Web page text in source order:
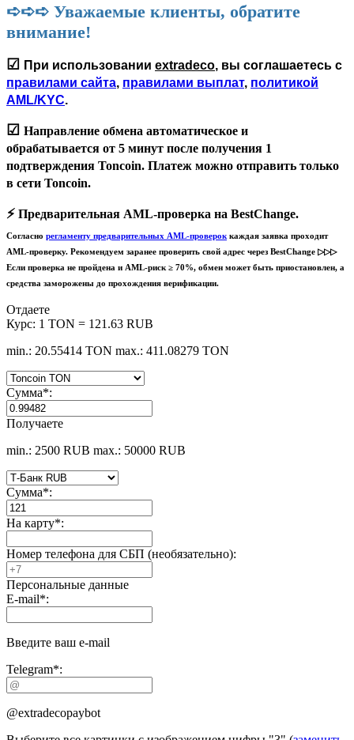
➪➪➪ Уважаемые клиенты, обратите
внимание!
☑ При использовании extradeco, вы соглашаетесь с
правилами сайта, правилами выплат, политикой
AML/KYC.
☑ Направление обмена автоматическое и
обрабатывается от 5 минут после получения 1
подтверждения Toncoin. Платеж можно отправить только
в сети Toncoin.
⚡️ Предварительная AML-проверка на BestChange.
Согласно регламенту предварительных AML-проверок каждая заявка проходит
AML-проверку. Рекомендуем заранее проверить свой адрес через BestChange ▷▷▷
Если проверка не пройдена и AML-риск ≥ 70%, обмен может быть приостановлен, а
средства заморожены до прохождения верификации.
Отдаете
Курс: 1 TON = 121.63 RUB
min.: 20.55414 TON max.: 411.08279 TON
Сумма*:
Получаете
min.: 2500 RUB max.: 50000 RUB
Сумма*:
На карту*:
Номер телефона для СБП (необязательно):
Персональные данные
E-mail*:
Введите ваш e-mail
Telegram*:
@extradecopaybot